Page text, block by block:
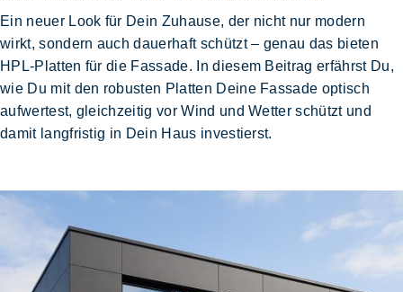
Ein neuer Look für Dein Zuhause, der nicht nur modern
wirkt, sondern auch dauerhaft schützt – genau das bieten
HPL-Platten für die Fassade. In diesem Beitrag erfährst Du,
wie Du mit den robusten Platten Deine Fassade optisch
aufwertest, gleichzeitig vor Wind und Wetter schützt und
damit langfristig in Dein Haus investierst.